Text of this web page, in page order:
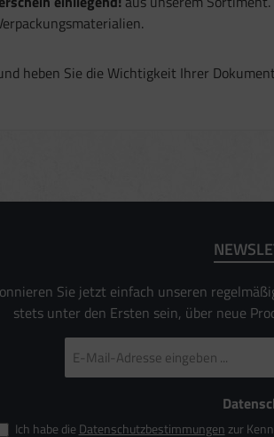
heben Sie die Wichtigkeit Ihrer
Sie jetzt einfach unseren
stets unter den Ersten sein, über neue
Mail-
Adresse
Ich habe die Datenschutzbestimmungenzur